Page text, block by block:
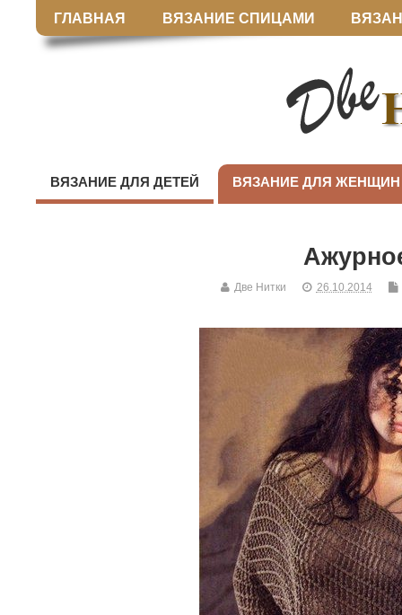
ГЛАВНАЯ ВЯЗАНИЕ СПИЦАМИ
ВЯЗАНИЕ ДЛЯ ДЕТЕЙ ВЯЗАНИЕ ДЛЯ ЖЕНЩИН
Две Нитки 26.10.2014